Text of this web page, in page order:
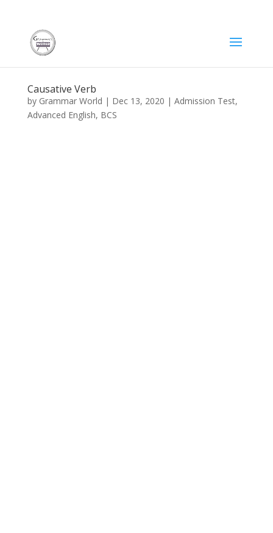
Causative Verb
by Grammar World | Dec 13, 2020 | Admission Test,
Advanced English, BCS